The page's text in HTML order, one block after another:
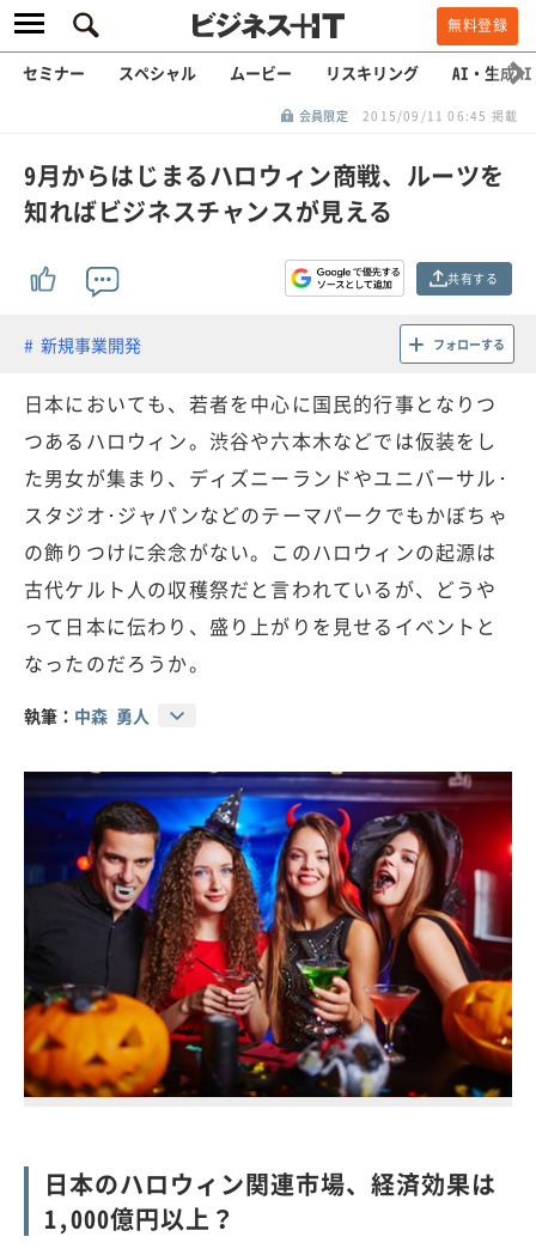
無料登録
セミナー スペシャル ムービー リスキリング AI・生成AI
会員限定 2015/09/11 06:45 掲載
9月からはじまるハロウィン商戦、ルーツを
知ればビジネスチャンスが見える
共有する
新規事業開発 フォローする
日本においても、若者を中心に国民的行事となりつ
つあるハロウィン。渋谷や六本木などでは仮装をし
た男女が集まり、ディズニーランドやユニバーサル･
スタジオ･ジャパンなどのテーマパークでもかぼちゃ
の飾りつけに余念がない。このハロウィンの起源は
古代ケルト人の収穫祭だと言われているが、どうや
って日本に伝わり、盛り上がりを見せるイベントと
なったのだろうか。
執筆： 中森 勇人
日本のハロウィン関連市場、経済効果は
1,000億円以上？